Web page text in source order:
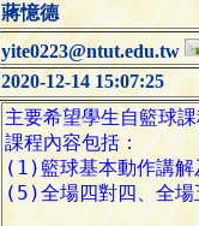
蔣憶德
yite0223@ntut.edu.tw
2020-12-14 15:07:25